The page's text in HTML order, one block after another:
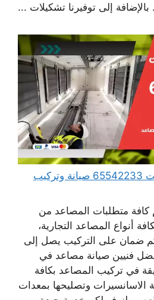
بالإضافة إلى توفيرنا تشكيلات ...
صيانة مصاعد في الكويت 65542233 صيانة وتركيب
كافة متطلبات المصاعد من
أنواع المصاعد التجارية،
ضمان على التركيب يصل إلى
فنيين صيانة مصاعد في
في تركيب المصاعد بكافة
الاسانسيرات وتصليحها بمعدات